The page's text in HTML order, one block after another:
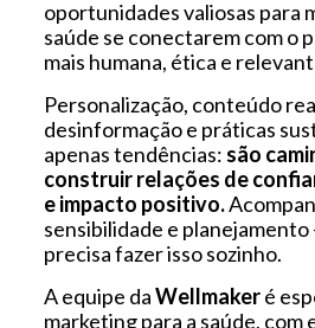
oportunidades valiosas para
saúde se conectarem com o
mais humana, ética e
Personalização, conteúdo
desinformação e práticas
apenas tendências: são
construir relações de
e impacto positivo.
sensibilidade e
precisa fazer isso sozinho.
A equipe daWellmakeré
marketing para a saúde, com